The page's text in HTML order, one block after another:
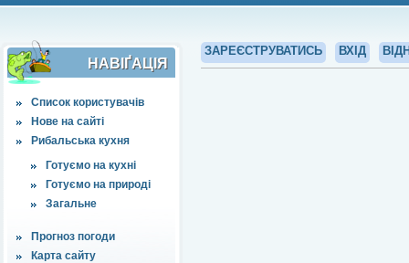
НАВІҐАЦІЯ
Список користувачів
Нове на сайті
Рибальська кухня
Готуємо на кухні
Готуємо на природі
Загальне
Прогноз погоди
Карта сайту
ЗАРЕЄСТРУВАТИСЬ ВХІД